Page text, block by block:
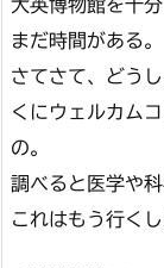
大英博物館を十
まだ時間がある。
さてさて、どう
くにウェルカム
の。
調べると医学や
これはもう行くし